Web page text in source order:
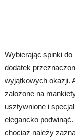
Wybierając spinki
dodatek
wyjątkowych okazji.
założone na
usztywnione i
elegancko
chociaż należy